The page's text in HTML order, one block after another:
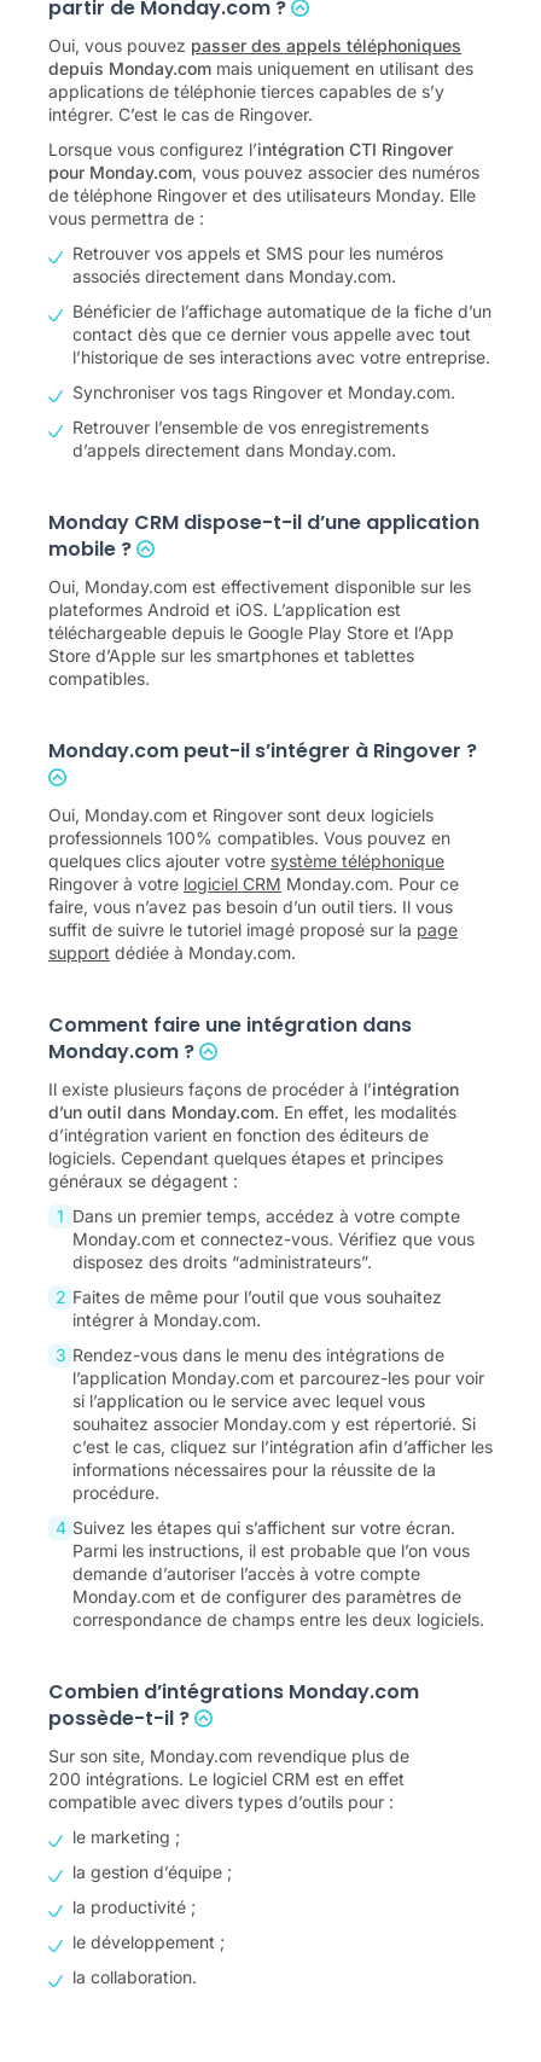
partir de Monday.com ?
Oui, vous pouvez passer des appels téléphoniques
depuis Monday.com mais uniquement en utilisant des
applications de téléphonie tierces capables de s’y
intégrer. C’est le cas de Ringover.
Lorsque vous configurez l’intégration CTI Ringover
pour Monday.com, vous pouvez associer des numéros
de téléphone Ringover et des utilisateurs Monday. Elle
vous permettra de :
Retrouver vos appels et SMS pour les numéros
associés directement dans Monday.com.
Bénéficier de l’affichage automatique de la fiche d’un
contact dès que ce dernier vous appelle avec tout
l’historique de ses interactions avec votre entreprise.
Synchroniser vos tags Ringover et Monday.com.
Retrouver l’ensemble de vos enregistrements
d’appels directement dans Monday.com.
Monday CRM dispose-t-il d’une application
mobile ?
Oui, Monday.com est effectivement disponible sur les
plateformes Android et iOS. L’application est
téléchargeable depuis le Google Play Store et l’App
Store d’Apple sur les smartphones et tablettes
compatibles.
Monday.com peut-il s’intégrer à Ringover ?
Oui, Monday.com et Ringover sont deux logiciels
professionnels 100% compatibles. Vous pouvez en
quelques clics ajouter votre système téléphonique
Ringover à votre logiciel CRM Monday.com. Pour ce
faire, vous n’avez pas besoin d’un outil tiers. Il vous
suffit de suivre le tutoriel imagé proposé sur la page
support dédiée à Monday.com.
Comment faire une intégration dans
Monday.com ?
Il existe plusieurs façons de procéder à l’intégration
d’un outil dans Monday.com. En effet, les modalités
d’intégration varient en fonction des éditeurs de
logiciels. Cependant quelques étapes et principes
généraux se dégagent :
Dans un premier temps, accédez à votre compte
Monday.com et connectez-vous. Vérifiez que vous
disposez des droits “administrateurs”.
Faites de même pour l’outil que vous souhaitez
intégrer à Monday.com.
Rendez-vous dans le menu des intégrations de
l’application Monday.com et parcourez-les pour voir
si l’application ou le service avec lequel vous
souhaitez associer Monday.com y est répertorié. Si
c’est le cas, cliquez sur l’intégration afin d’afficher les
informations nécessaires pour la réussite de la
procédure.
Suivez les étapes qui s’affichent sur votre écran.
Parmi les instructions, il est probable que l’on vous
demande d’autoriser l’accès à votre compte
Monday.com et de configurer des paramètres de
correspondance de champs entre les deux logiciels.
Combien d’intégrations Monday.com
possède-t-il ?
Sur son site, Monday.com revendique plus de
200 intégrations. Le logiciel CRM est en effet
compatible avec divers types d’outils pour :
le marketing ;
la gestion d’équipe ;
la productivité ;
le développement ;
la collaboration.